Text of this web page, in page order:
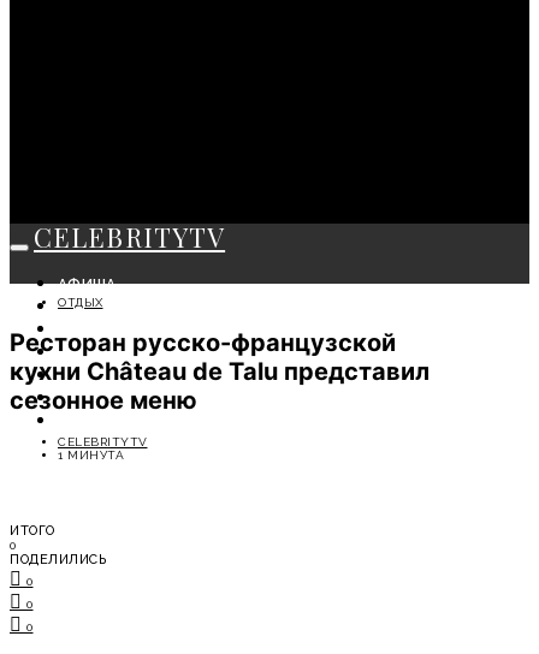
CELEBRITYTV
АФИША
СОБЫТИЯ
МОДА
ЛИЧНОСТЬ
ОТДЫХ
ОТДЫХ
Ресторан русско-французской
кухни Château de Talu представил
сезонное меню
CELEBRITYTV
1 МИНУТА
ИТОГО
0
ПОДЕЛИЛИСЬ
0
0
0